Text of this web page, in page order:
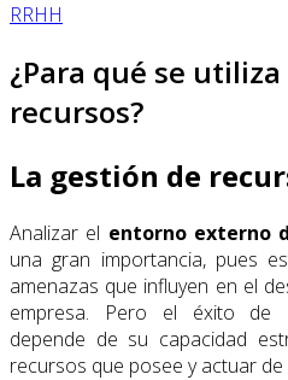
RRHH
¿Para qué se
recursos?
La gestión de
Analizar el entorno externo
una gran importancia, pues
amenazas que influyen en el
empresa. Pero el éxito de
depende de su capacidad
recursos que posee y actuar